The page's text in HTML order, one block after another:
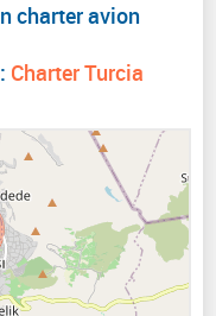
charter avion
Charter Turcia